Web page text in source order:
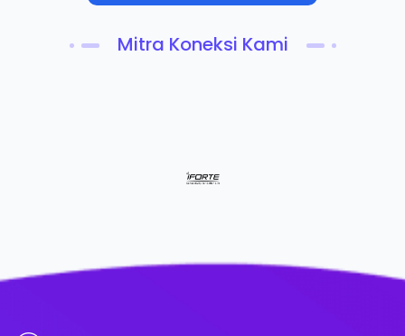
Mitra Koneksi Kami